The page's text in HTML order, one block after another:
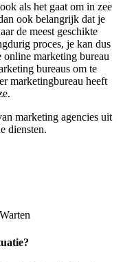
als het gaat om in zee
ook belangrijk dat je
de meest geschikte
proces, je kan dus
online marketing bureau
bureaus om te
marketingbureau heeft
marketing agencies uit
diensten.